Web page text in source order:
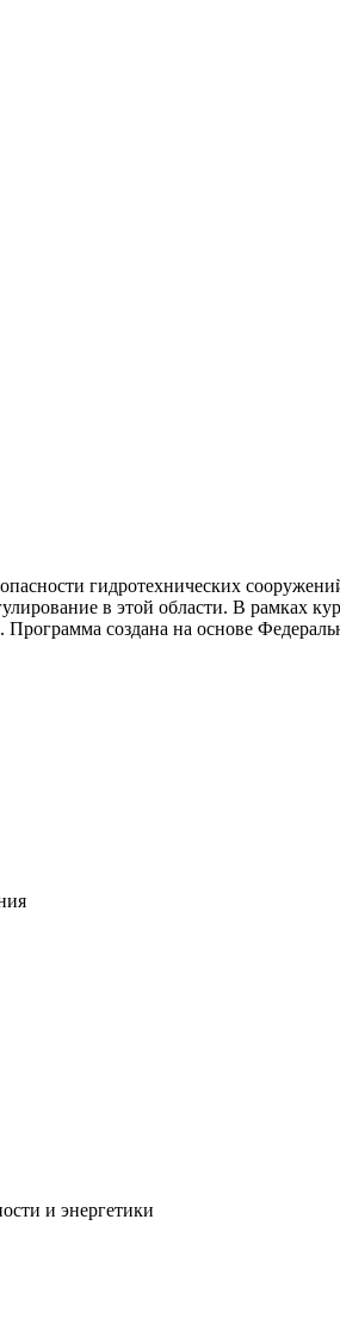
гидротехнических
в этой области. В рамках
создана на основе
и энергетики